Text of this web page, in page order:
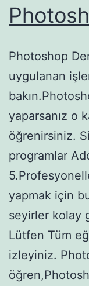
Photoshop
uygulanan
yaparsanız o
öğrenirsiniz.
programlar
yapmak için
seyirler kolay
Lütfen Tüm
izleyiniz.